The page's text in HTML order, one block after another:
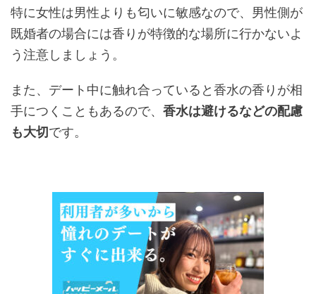
特に女性は男性よりも匂いに敏感なので、男性側が
既婚者の場合には香りが特徴的な場所に行かないよ
う注意しましょう。
また、デート中に触れ合っていると香水の香りが相
手につくこともあるので、 香水は避けるなどの配慮
も大切です。